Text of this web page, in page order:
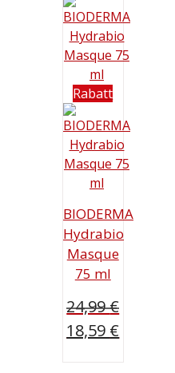
Rabatt
BIODERMA
Hydrabio
Masque
75 ml
24,99€
Ursprünglicher
18,59 €